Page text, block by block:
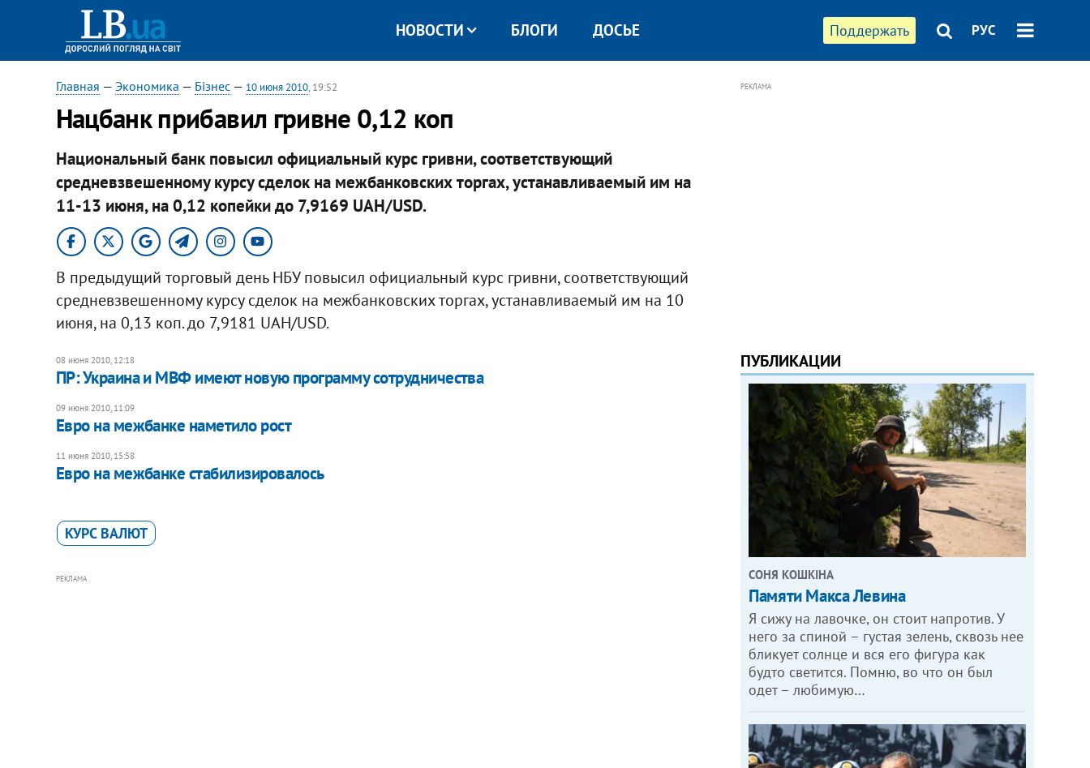
Поддержать РУС
НОВОСТИ БЛОГИ ДОСЬЕ
Главная — Экономика — Бізнес— 10 июня 2010, 19:52
Нацбанк прибавил гривне 0,12 коп
Национальный банк повысил официальный курс гривни, соответствующий
средневзвешенному курсу сделок на межбанковских торгах, устанавливаемый им на
11-13 июня, на 0,12 копейки до 7,9169 UAH/USD.
В предыдущий торговый день НБУ повысил официальный курс гривни, соответствующий
средневзвешенному курсу сделок на межбанковских торгах, устанавливаемый им на 10
июня, на 0,13 коп. до 7,9181 UAH/USD.
08 июня 2010, 12:18
ПР: Украина и МВФ имеют новую программу сотрудничества
09 июня 2010, 11:09
Евро на межбанке наметило рост
11 июня 2010, 15:58
Евро на межбанке стабилизировалось
КУРС ВАЛЮТ
РЕКЛАМА
РЕКЛАМА
ПУБЛИКАЦИИ
СОНЯ КОШКІНА
Памяти Макса Левина
Я сижу на лавочке, он стоит напротив. У
него за спиной – густая зелень, сквозь нее
бликует солнце и вся его фигура как
будто светится. Помню, во что он был
одет – любимую…